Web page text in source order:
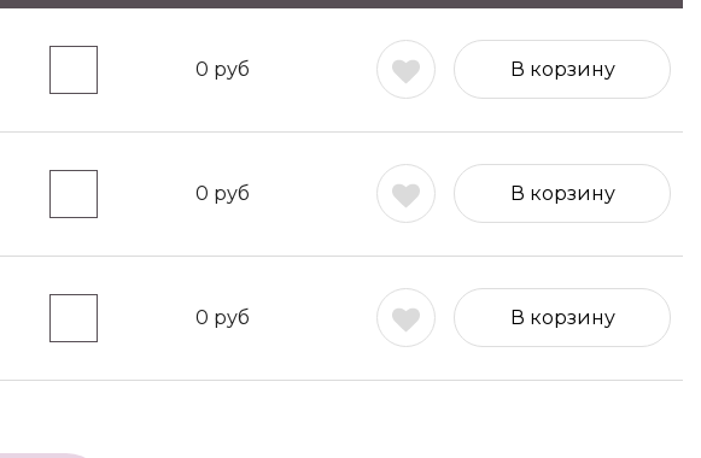
0 руб В корзину
0 руб В корзину
0 руб В корзину